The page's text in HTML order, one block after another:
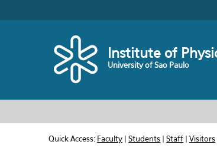
Institute of
University of Sao Paulo
Quick Access: Faculty |Students |Staff |Visitors